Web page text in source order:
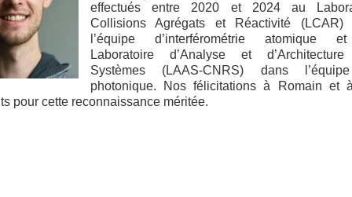
effectués entre 2020 et 2024 au
Collisions Agrégats et Réactivité (LCAR)
l’équipe d’interférométrie atomique
Laboratoire d’Analyse et
Systèmes (LAAS-CNRS) dans
photonique. Nos félicitations à Romain et
pour cette reconnaissance méritée.